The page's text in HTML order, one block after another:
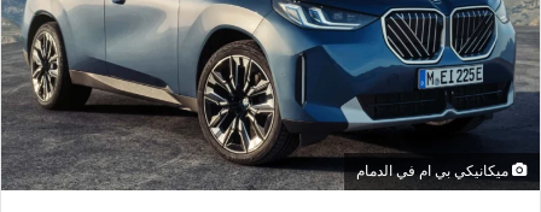
ميكانيكي بي ام في الدمام